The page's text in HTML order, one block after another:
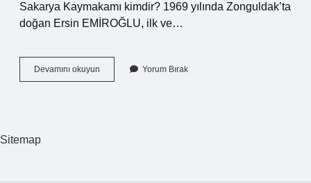
Sakarya Kaymakamı kimdir? 1969 yılında Zonguldak’ta
doğan Ersin EMİROĞLU, ilk ve…
Devamını okuyun Kaymakam
Halis
Yorum Bırak
Sitemap